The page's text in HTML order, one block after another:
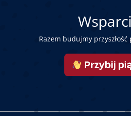
Razem budujmy